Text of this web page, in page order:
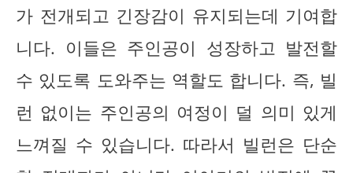
가 전개되고 긴장감이 유지되는데 기여합
니다. 이들은 주인공이 성장하고 발전할
수 있도록 도와주는 역할도 합니다. 즉, 빌
런 없이는 주인공의 여정이 덜 의미 있게
느껴질 수 있습니다. 따라서 빌런은 단순